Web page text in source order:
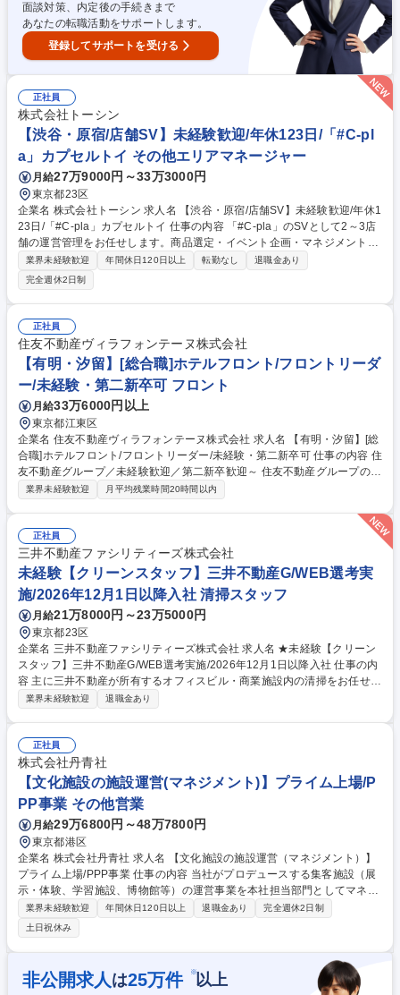
取りまとめ・報告/社内の各部署へ業務依頼/調整業務/現場立会い 等 募集職
種 【東京】「ローチケ」企画営業/スポーツ・演劇・映画などのエンタメ
好き歓迎◎
面談対策、内定後の手続きまで
あなたの転職活動をサポートします。
登録してサポートを受ける
正社員
株式会社トーシン
【渋谷・原宿/店舗SV】未経験歓迎/年休123日/「#C-pl
a」カプセルトイ その他エリアマネージャー
月給27万9000円～33万3000円
東京都23区
企業名 株式会社トーシン 求人名 【渋谷・原宿/店舗SV】未経験歓迎/年休1
23日/「#C-pla」カプセルトイ 仕事の内容 「#C-pla」のSVとして2～3店
舗の運営管理をお任せします。商品選定・イベント企画・マネジメント
等、業務は多岐にわたりますので裁量権を持ちながらキャリアを積むこと
が叶います。変更の範囲:当社業務全般 【業務詳細】・カプセルトイの商
品選定（仕入れた商品の中から、自店舗の客層や売上を踏まえて、追加発
注を行います） ・イベント企画（季節、周年など）・商品の在庫管理・金
銭管理（両替機の釣銭準備）・収益管理・人員管理（アルバイト社員の勤
怠管理・育成、採用面接）・商品配置の検討（自店舗の客層や商品の売れ
行きを踏まえて、適切な商品配置を行います）など 募集職種 【渋谷・原
宿/店舗SV】未経験歓迎/年休123日/「#C-pla」カプセルトイ
業界未経験歓迎 年間休日120日以上 転勤なし
退職金あり
完全週休2日制
正社員
住友不動産ヴィラフォンテーヌ株式会社
【有明・汐留】[総合職]ホテルフロント/フロントリーダ
ー/未経験・第二新卒可 フロント
月給33万6000円以上
東京都江東区
企業名 住友不動産ヴィラフォンテーヌ株式会社 求人名 【有明・汐留】[総
合職]ホテルフロント/フロントリーダー/未経験・第二新卒可 仕事の内容 住
友不動産グループ／未経験歓迎／第二新卒歓迎～ 住友不動産グループの当
社でホテルフロント業務をお任せします。適性に応じてフロント一般職ま
わせ対応および付帯業務/観光案内/安全管理等ホテル運営業務全般をお任
せします。 ・チェックイン・チェックアウト対応業務 ・予約受付、問い
合わせ、お客様要望への対応業務 ・請求書等の事務処理業務 ・稼動・売
上管理、客室対応、安全管理等の業務 募集職種 【有明・汐留】[総合職]ホ
テルフロント/フロントリーダー/未経験・第二新卒可
業界未経験歓迎 月平均残業時間20時間以内
正社員
三井不動産ファシリティーズ株式会社
未経験【クリーンスタッフ】三井不動産G/WEB選考実
施/2026年12月1日以降入社 清掃スタッフ
月給21万8000円～23万5000円
東京都23区
企業名 三井不動産ファシリティーズ株式会社 求人名 ★未経験【クリーン
スタッフ】三井不動産G/WEB選考実施/2026年12月1日以降入社 仕事の内
容 主に三井不動産が所有するオフィスビル・商業施設内の清掃をお任せ。
場合により、商業施設や大型ビルの外観を回り簡単な枯葉等の清掃をし つ
割です。将来的にはリーダーとしてのご活躍を期待致します。 ★担当施設
が勤務先になります。正社員～嘱託社員まで幅広く活躍中。 同期もいるの
で励みになる職場です。 是非弊社採用HPをご覧ください：https://www.re
cruit.mitsui-fc.co.jp/ 募集職種 ★未経験【クリーンスタッフ】三井不動産
G/WEB選考実施/2026年12月1日以降入社
業界未経験歓迎 退職金あり
正社員
株式会社丹青社
【文化施設の施設運営(マネジメント)】プライム上場/P
PP事業 その他営業
月給29万6800円～48万7800円
東京都港区
企業名 株式会社丹青社 求人名 【文化施設の施設運営（マネジメント）】
プライム上場/PPP事業 仕事の内容 当社がプロデュースする集客施設（展
示・体験、学習施設、博物館等）の運営事業を本社担当部門としてマネジ
メントいただきます。 【詳細】■複数施設(3件程度)のスーパーバイザー業
務 ■運営施設の事業・ イベント等の計画立案 ■通年の事業推進の管理・フ
ォロー ■運営スタッフの採用～労務管理 ■売上改善や原価管理など、経営
視点での損益管理 ■新規案件のアプローチ、企画書の作成 など ※全国へ
の出張を伴う業務を含む 【主な運営施設】埼玉県防災学習センター、横浜
人形の家、敦賀赤レンガ倉庫、山梨県立リニア見学センター、名古屋市港
業界未経験歓迎 年間休日120日以上 退職金あり
完全週休2日制
土日祝休み
非公開求人 は25万件 ※以上